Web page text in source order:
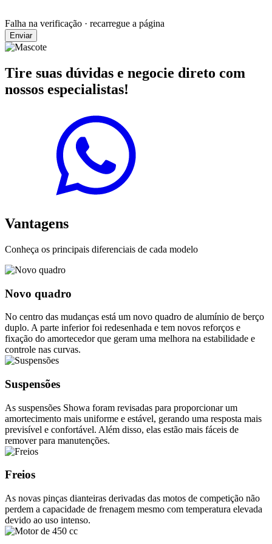
Falha na verificação · recarregue a página
Enviar
Tire suas dúvidas e negocie direto com
nossos especialistas!
Vantagens
Conheça os principais diferenciais de cada modelo
Novo quadro
No centro das mudanças está um novo quadro de alumínio de berço
duplo. A parte inferior foi redesenhada e tem novos reforços e
fixação do amortecedor que geram uma melhora na estabilidade e
controle nas curvas.
Suspensões
As suspensões Showa foram revisadas para proporcionar um
amortecimento mais uniforme e estável, gerando uma resposta mais
previsível e confortável. Além disso, elas estão mais fáceis de
remover para manutenções.
Freios
As novas pinças dianteiras derivadas das motos de competição não
perdem a capacidade de frenagem mesmo com temperatura elevada
devido ao uso intenso.